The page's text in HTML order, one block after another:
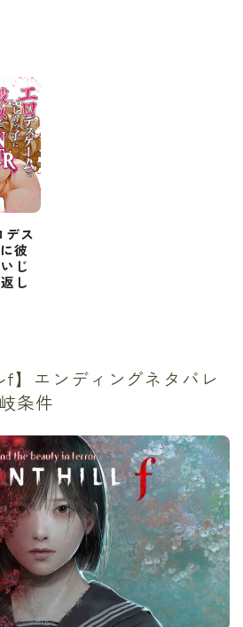
デス
彼
じ
し
f】エンディングネタバレ
条件